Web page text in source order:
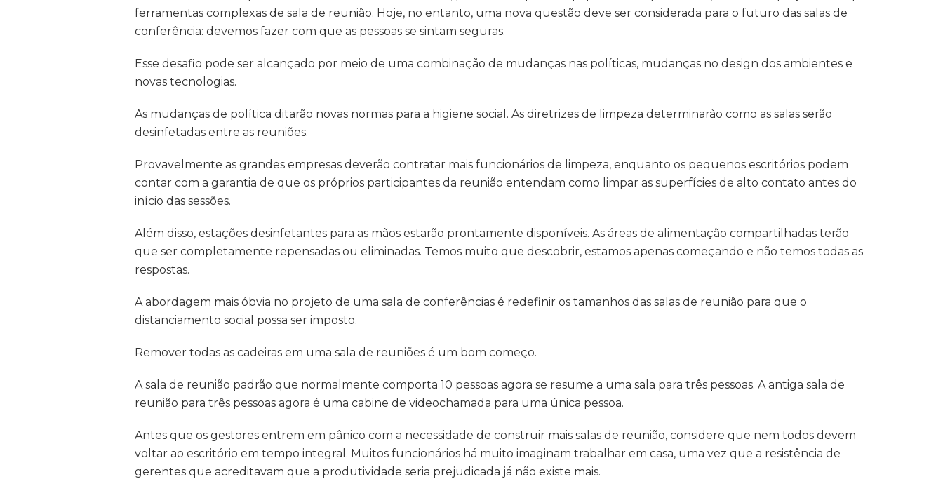
ferramentas complexas de sala de reunião. Hoje, no entanto, uma nova questão deve ser considerada para o futuro das salas de
conferência: devemos fazer com que as pessoas se sintam seguras.
Esse desafio pode ser alcançado por meio de uma combinação de mudanças nas políticas, mudanças no design dos ambientes e
novas tecnologias.
As mudanças de política ditarão novas normas para a higiene social. As diretrizes de limpeza determinarão como as salas serão
desinfetadas entre as reuniões.
Provavelmente as grandes empresas deverão contratar mais funcionários de limpeza, enquanto os pequenos escritórios podem
contar com a garantia de que os próprios participantes da reunião entendam como limpar as superfícies de alto contato antes do
início das sessões.
Além disso, estações desinfetantes para as mãos estarão prontamente disponíveis. As áreas de alimentação compartilhadas terão
que ser completamente repensadas ou eliminadas. Temos muito que descobrir, estamos apenas começando e não temos todas as
respostas.
A abordagem mais óbvia no projeto de uma sala de conferências é redefinir os tamanhos das salas de reunião para que o
distanciamento social possa ser imposto.
Remover todas as cadeiras em uma sala de reuniões é um bom começo.
A sala de reunião padrão que normalmente comporta 10 pessoas agora se resume a uma sala para três pessoas. A antiga sala de
reunião para três pessoas agora é uma cabine de videochamada para uma única pessoa.
Antes que os gestores entrem em pânico com a necessidade de construir mais salas de reunião, considere que nem todos devem
voltar ao escritório em tempo integral. Muitos funcionários há muito imaginam trabalhar em casa, uma vez que a resistência de
gerentes que acreditavam que a produtividade seria prejudicada já não existe mais.